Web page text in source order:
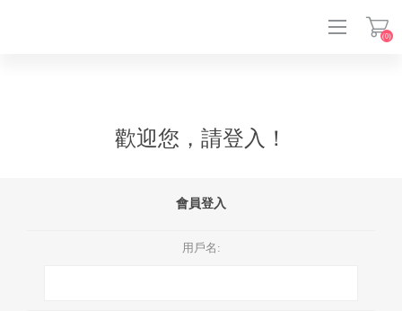
(0)
歡迎您，請登入！
會員登入
用戶名: